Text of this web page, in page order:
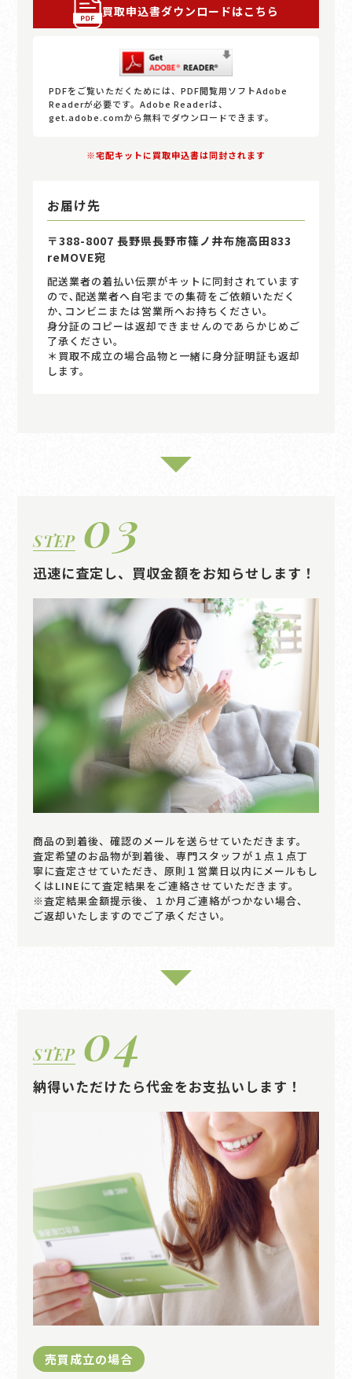
買取申込書ダウンロードはこちら
PDFをご覧いただくためには、PDF閲覧用ソフトAdobe
Readerが必要です。Adobe Readerは、
get.adobe.comから無料でダウンロードできます。
※宅配キットに買取申込書は同封されます
お届け先
〒388-8007 長野県長野市篠ノ井布施高田833
reMOVE宛
配送業者の着払い伝票がキットに同封されています
ので､配送業者へ自宅までの集荷をご依頼いただく
か､コンビニまたは営業所へお持ちください｡
身分証のコピーは返却できませんのであらかじめご
了承ください。
＊買取不成立の場合品物と一緒に身分証明証も返却
します。
STEP 03
迅速に査定し、買収金額をお知らせします！
商品の到着後、確認のメールを送らせていただきます。
査定希望のお品物が到着後、専門スタッフが１点１点丁
寧に査定させていただき、原則１営業日以内にメールもし
くはLINEにて査定結果をご連絡させていただきます。
※査定結果金額提示後、１か月ご連絡がつかない場合、
ご返却いたしますのでご了承ください。
STEP 04
納得いただけたら代金をお支払いします！
売買成立の場合